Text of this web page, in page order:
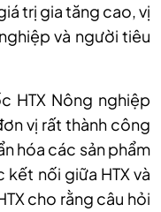
trị gia tăng cao, vị
và người tiêu
HTX Nông nghiệp
vị rất thành công
hóa các sản phẩm
kết nối giữa HTX và
cho rằng câu hỏi